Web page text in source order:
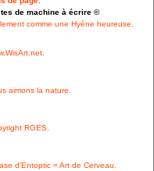
de machine à écrire ©
comme une Hyène heureuse.
aimons la nature.
RGES.
d'Entoptic = Art de Cerveau.